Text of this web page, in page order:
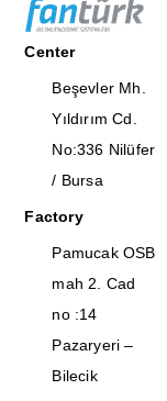
Center
Beşevler Mh.
Yıldırım Cd.
No:336 Nilüfer
/ Bursa
Factory
Pamucak OSB
mah 2. Cad
no :14
Pazaryeri –
Bilecik